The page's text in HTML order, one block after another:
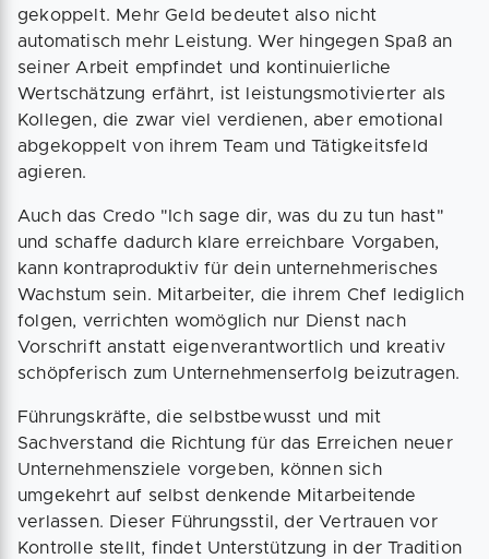
gekoppelt. Mehr Geld bedeutet also nicht
automatisch mehr Leistung. Wer hingegen Spaß an
seiner Arbeit empfindet und kontinuierliche
Wertschätzung erfährt, ist leistungsmotivierter als
Kollegen, die zwar viel verdienen, aber emotional
abgekoppelt von ihrem Team und Tätigkeitsfeld
agieren.
Auch das Credo "Ich sage dir, was du zu tun hast"
und schaffe dadurch klare erreichbare Vorgaben,
kann kontraproduktiv für dein unternehmerisches
Wachstum sein. Mitarbeiter, die ihrem Chef lediglich
folgen, verrichten womöglich nur Dienst nach
Vorschrift anstatt eigenverantwortlich und kreativ
schöpferisch zum Unternehmenserfolg beizutragen.
Führungskräfte, die selbstbewusst und mit
Sachverstand die Richtung für das Erreichen neuer
Unternehmensziele vorgeben, können sich
umgekehrt auf selbst denkende Mitarbeitende
verlassen. Dieser Führungsstil, der Vertrauen vor
Kontrolle stellt, findet Unterstützung in der Tradition